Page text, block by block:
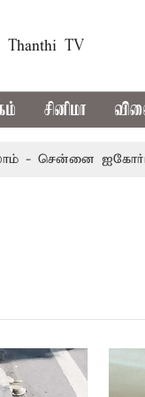
Thanthi TV
சினிமா
சென்னை ஐகோர்ட்டு